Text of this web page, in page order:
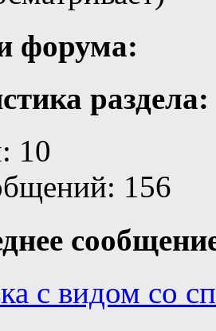
форума:
раздела:
10
156
с видом со